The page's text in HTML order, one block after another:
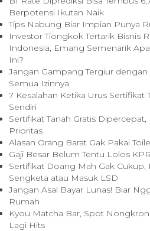
Berpotensi Ikutan Naik
Tips Nabung Biar Impian Punya
Investor Tiongkok Tertarik Bisnis
Indonesia, Emang Semenarik
Ini?
Jangan Gampang Tergiur
Semua Izinnya
7 Kesalahan Ketika Urus Sertifikat
Sendiri
Sertifikat Tanah Gratis
Prioritas
Alasan Orang Barat Gak Pakai
Gaji Besar Belum Tentu Lolos
Sertifikat Doang Mah Gak Cukup,
Sengketa atau Masuk LSD
Jangan Asal Bayar Lunas! Biar
Rumah
Kyou Matcha Bar, Spot
Lagi Hits